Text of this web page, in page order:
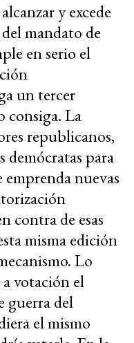
y excede
mandato de
en serio el
un tercer
consiga. La
republicanos,
para
nuevas
contra de esas
misma edición
Lo
a votación el
guerra del
el mismo